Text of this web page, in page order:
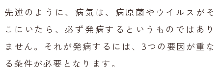
先述のように、病気は、病原菌やウイルスがそ
こにいたら、必ず発病するというものではあり
ません。それが発病するには、3つの要因が重な
る条件が必要となります。